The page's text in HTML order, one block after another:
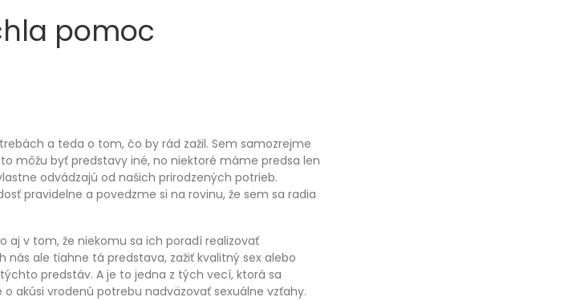
pomoc
a teda o tom, čo by rád zažil. Sem samozrejme
môžu byť predstavy iné, no niektoré máme predsa len
odvádzajú od našich prirodzených potrieb.
pravidelne a povedzme si na rovinu, že sem sa radia
aj v tom, že niekomu sa ich poradí realizovať
ale tiahne tá predstava, zažiť kvalitný sex alebo
predstáv. A je to jedna z tých vecí, ktorá sa
akúsi vrodenú potrebu nadväzovať sexuálne vzťahy.